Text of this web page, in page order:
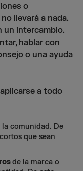
o
llevará a nada.
un intercambio.
hablar con
o una ayuda
a todo
la comunidad. De
que sean
de la marca o